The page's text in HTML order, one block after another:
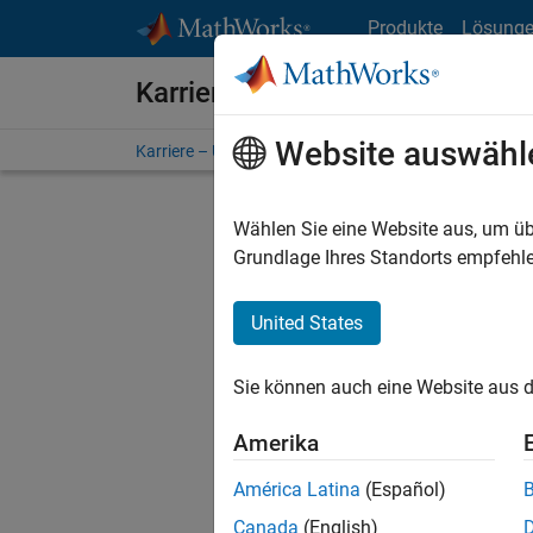
Produkte
Karriere bei MathWorks
Karriere – Übersicht Stellensuche
FILTER:
Stellen
Es
Region
Website
Wählen Sie eine Website aus, um
Grundlage Ihres Standorts
United States
Sie können auch eine Website aus
Amerika
América Latina (Español)
Canada (English)